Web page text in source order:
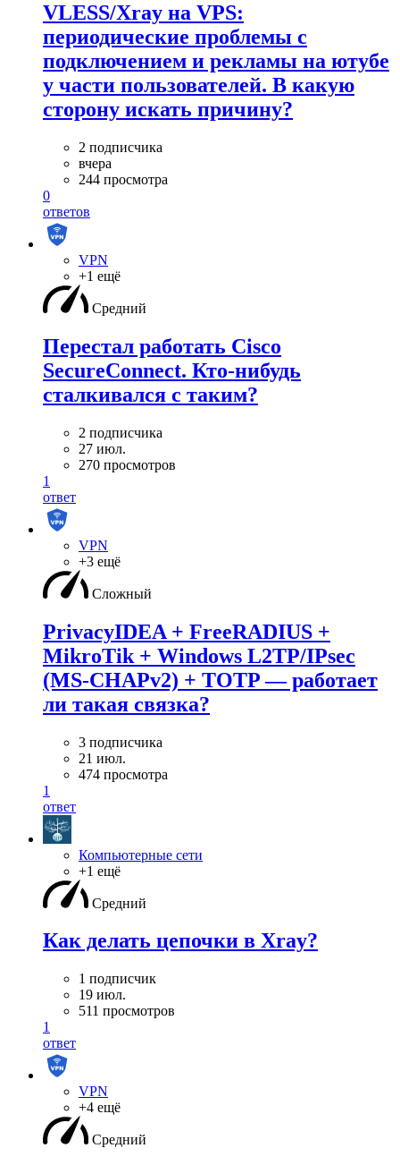
VLESS/Xray на VPS:
периодические проблемы с
подключением и рекламы на ютубе
у части пользователей. В какую
сторону искать причину?
2 подписчика
вчера
244 просмотра
0
ответов
VPN
+1 ещё
Средний
Перестал работать Cisco
SecureConnect. Кто-нибудь
сталкивался с таким?
2 подписчика
27 июл.
270 просмотров
1
ответ
VPN
+3 ещё
Сложный
PrivacyIDEA + FreeRADIUS +
MikroTik + Windows L2TP/IPsec
(MS-CHAPv2) + TOTP — работает
ли такая связка?
3 подписчика
21 июл.
474 просмотра
1
ответ
Компьютерные сети
+1 ещё
Средний
Как делать цепочки в Xray?
1 подписчик
19 июл.
511 просмотров
1
ответ
VPN
+4 ещё
Средний